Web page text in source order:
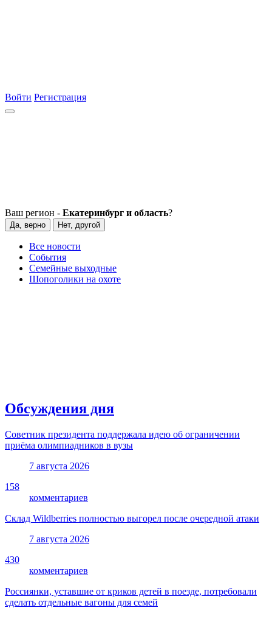
Войти Регистрация
Ваш регион - Екатеринбург и область?
Да, верно Нет, другой
Все новости
События
Семейные выходные
Шопоголики на охоте
Обсуждения дня
Советник президента поддержала идею об ограничении
приёма олимпиадников в вузы
7 августа 2026
158
комментариев
Склад Wildberries полностью выгорел после очередной атаки
7 августа 2026
430
комментариев
Россиянки, уставшие от криков детей в поезде, потребовали
сделать отдельные вагоны для семей